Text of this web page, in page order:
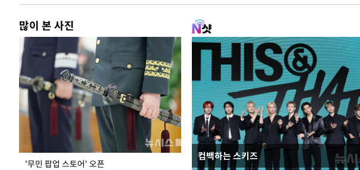
많이 본 사진
'무민 팝업 스토어' 오픈
컴백하는 스키즈
지석천 뒤덮은 개구리밥